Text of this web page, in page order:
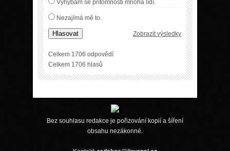
Vyhýbám se přítomnosti mnoha lidí.
Nezajímá mě to.
Hlasovat Zobrazit výsledky
Celkem 1706 odpovědí
Celkem 1706 hlasů
Bez souhlasu redakce je pořizování kopií a šíření
obsahu nezákonné.